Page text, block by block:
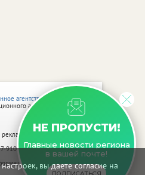
вы даете согласие на
НЕ ПРОПУСТИ!
Главные новости региона
в вашей почте!
агентство vRossii.ru
агентства vRossii.ru
7-910-267-70-40,
не предназначенную